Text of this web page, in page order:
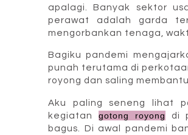
apalagi. Banyak sektor
perawat adalah garda
mengorbankan tenaga,
Bagiku pandemi
punah terutama di
royong dan saling
Aku paling seneng lihat
kegiatan gotong royong
di
bagus. Di awal pandemi